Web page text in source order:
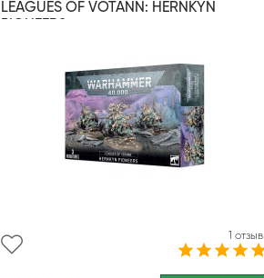
LEAGUES OF VOTANN: HERNKYN
1 отзыв